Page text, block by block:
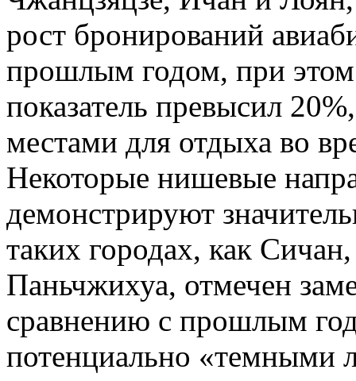
рост бронирований
прошлым годом, при
показатель превысил
местами для отдыха во
Некоторые нишевые
демонстрируют
таких городах, как
Паньчжихуа, отмечен
сравнению с прошлым
потенциально «темными